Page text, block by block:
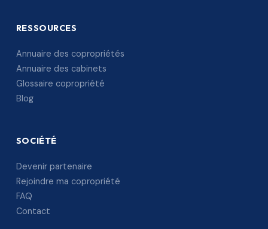
RESSOURCES
Annuaire des copropriétés
Annuaire des cabinets
Glossaire copropriété
Blog
SOCIÉTÉ
Devenir partenaire
Rejoindre ma copropriété
FAQ
Contact